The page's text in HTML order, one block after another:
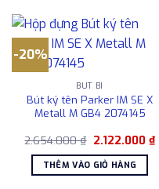
-20%
BÚT BI
Bút ký tên Parker IM SE X
Metall M GB4 2074145
2.654.000₫ Giá
là:
2.654.000 ₫.
2.122.000 ₫
THÊM VÀO GIỎ HÀNG